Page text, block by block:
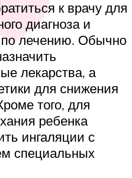
к врачу для
диагноза и
лечению. Обычно
лекарства, а
для снижения
того, для
ребенка
ингаляции с
специальных